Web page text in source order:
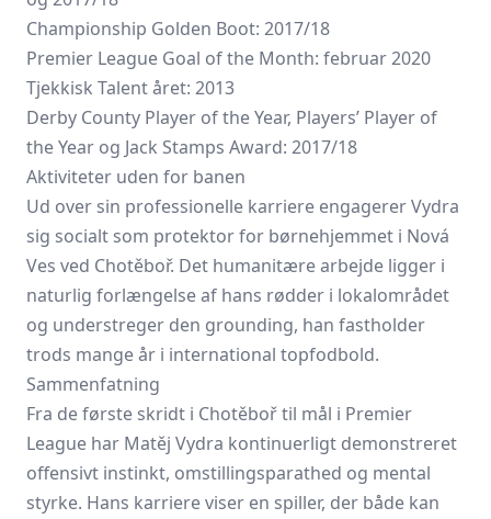
Championship Golden Boot: 2017/18
Premier League Goal of the Month: februar 2020
Tjekkisk Talent året: 2013
Derby County Player of the Year, Players’ Player of
the Year og Jack Stamps Award: 2017/18
Aktiviteter uden for banen
Ud over sin professionelle karriere engagerer Vydra
sig socialt som protektor for børnehjemmet i Nová
Ves ved Chotěboř. Det humanitære arbejde ligger i
naturlig forlængelse af hans rødder i lokalområdet
og understreger den grounding, han fastholder
trods mange år i international topfodbold.
Sammenfatning
Fra de første skridt i Chotěboř til mål i Premier
League har Matěj Vydra kontinuerligt demonstreret
offensivt instinkt, omstillingsparathed og mental
styrke. Hans karriere viser en spiller, der både kan